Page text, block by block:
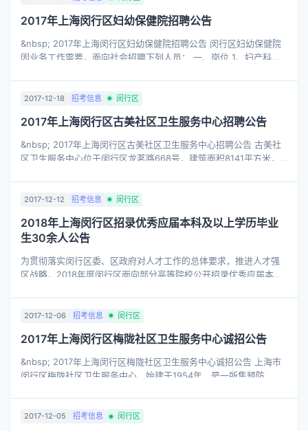
2017年上海闵行区妇幼保健院招聘公告
&nbsp; 2017年上海闵行区妇幼保健院招聘公告 闵行区妇幼保健院
因业务工作需要，面向社会招聘下列人员： 一、岗位 1、妇产科专
体检 ...
2017-12-18 招考信息 闵行区
2017年上海闵行区古美社区卫生服务中心招聘公告
&nbsp; 2017年上海闵行区古美社区卫生服务中心招聘公告 古美社
区卫生服务中心位于闵行区龙茗路668号，建筑面积8141平方米，
中心下设7个社区卫 ...
2017-12-12 招考信息 闵行区
2018年上海闵行区招录优秀应届本科及以上学历毕业
生30余人公告
为贯彻落实闵行区委、区政府对人才工作的总体要求，推进人才强
区战略，2018年度闵行区面向部分高等院校公开招录优秀应届本科
展观和人才观，通过选拔、储 ...
2017-12-06 招考信息 闵行区
2017年上海闵行区梅陇社区卫生服务中心诚招公告
&nbsp; 2017年上海闵行区梅陇社区卫生服务中心诚招公告 上海市
闵行区梅陇社区卫生服务中心，始建于1954年，是一所集预防、保
合性医院，上海市医保 ...
2017-12-05 招考信息 闵行区